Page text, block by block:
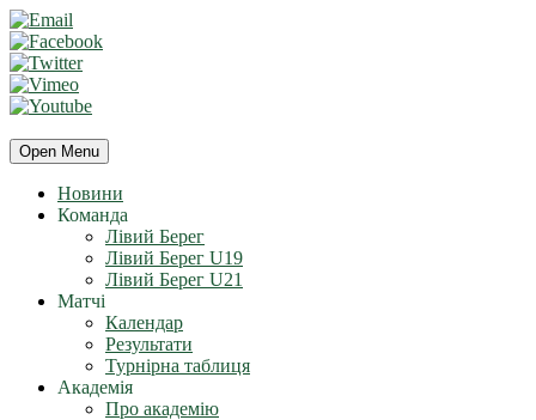
Open Menu
Новини
Команда
Лівий Берег
Лівий Берег U19
Лівий Берег U21
Матчі
Календар
Результати
Турнірна таблиця
Академія
Про академію